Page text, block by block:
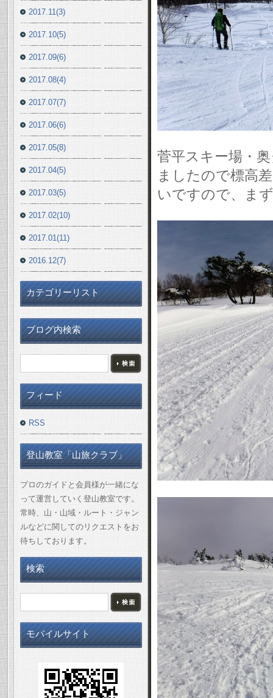
菅平スキー場・
ましたので標高
いですので、ま
2017.11(3)
2017.10(5)
2017.09(6)
2017.08(4)
2017.07(7)
2017.06(6)
2017.05(8)
2017.04(5)
2017.03(5)
2017.02(10)
2017.01(11)
2016.12(7)
カテゴリーリスト
ブログ内検索
フィード
RSS
登山教室「山旅クラブ」
プロのガイドと会員様が一緒にな
って運営していく登山教室です。
常時、山・山域・ルート・ジャン
ルなどに関してのリクエストをお
待ちしております。
検索
モバイルサイト